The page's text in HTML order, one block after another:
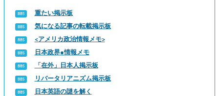
重たい掲示板
気になる記事の転載掲示板
<アメリカ政治情報メモ>
日本政界●情報メモ
「在外」日本人掲示板
リバータリアニズム掲示板
日本英語の謎を解く